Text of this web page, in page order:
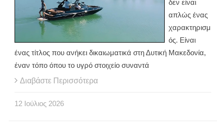
δεν είναι
απλώς ένας
χαρακτηρισμ
ός. Είναι
ένας τίτλος που ανήκει δικαιωματικά στη Δυτική Μακεδονία,
έναν τόπο όπου το υγρό στοιχείο συναντά
Διαβάστε Περισσότερα
12 Ιούλιος 2026